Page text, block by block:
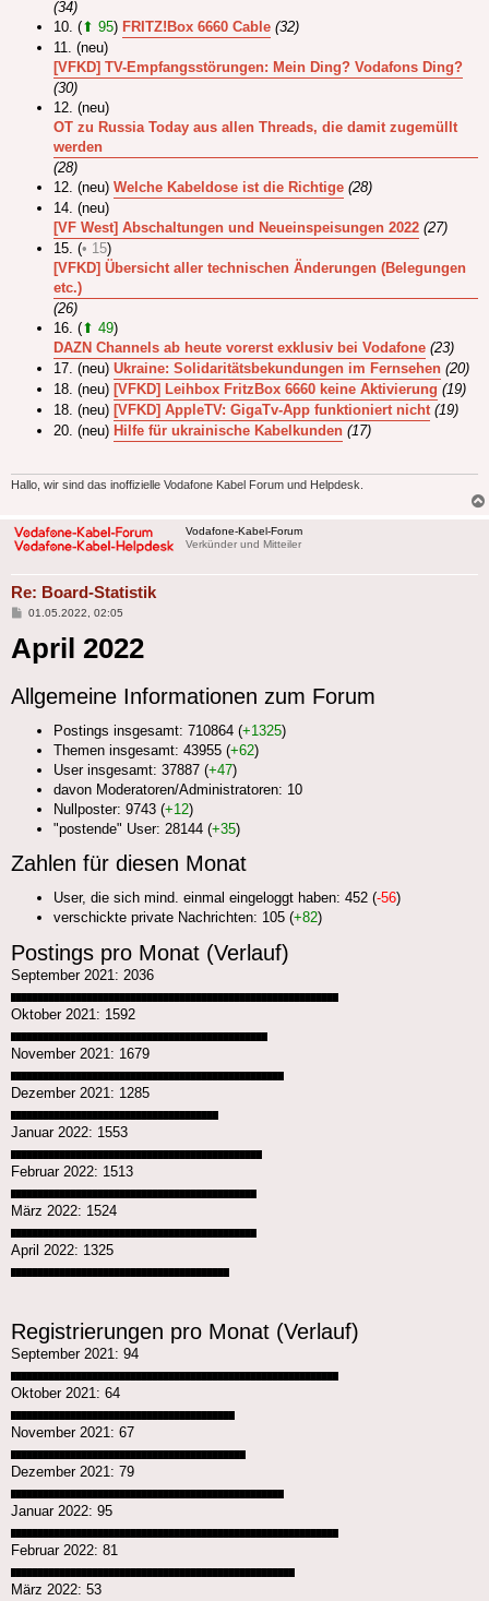
(34)
10. (⬆ 95) FRITZ!Box 6660 Cable (32)
11. (neu)
[VFKD] TV-Empfangsstörungen: Mein Ding? Vodafons Ding?
(30)
12. (neu)
OT zu Russia Today aus allen Threads, die damit zugemüllt
werden
(28)
12. (neu) Welche Kabeldose ist die Richtige (28)
14. (neu)
[VF West] Abschaltungen und Neueinspeisungen 2022 (27)
15. (• 15)
[VFKD] Übersicht aller technischen Änderungen (Belegungen
etc.)
(26)
16. (⬆ 49)
DAZN Channels ab heute vorerst exklusiv bei Vodafone (23)
17. (neu) Ukraine: Solidaritätsbekundungen im Fernsehen (20)
18. (neu) [VFKD] Leihbox FritzBox 6660 keine Aktivierung (19)
18. (neu) [VFKD] AppleTV: GigaTv-App funktioniert nicht (19)
20. (neu) Hilfe für ukrainische Kabelkunden (17)
Hallo, wir sind das inoffizielle Vodafone Kabel Forum und Helpdesk.
Vodafone-Kabel-Forum
Verkünder und Mitteiler
Re: Board-Statistik
Beitrag
01.05.2022, 02:05
April 2022
Allgemeine Informationen zum Forum
Postings insgesamt: 710864 (+1325)
Themen insgesamt: 43955 (+62)
User insgesamt: 37887 (+47)
davon Moderatoren/Administratoren: 10
Nullposter: 9743 (+12)
"postende" User: 28144 (+35)
Zahlen für diesen Monat
User, die sich mind. einmal eingeloggt haben: 452 (-56)
verschickte private Nachrichten: 105 (+82)
Postings pro Monat (Verlauf)
September 2021: 2036
Oktober 2021: 1592
November 2021: 1679
Dezember 2021: 1285
Januar 2022: 1553
Februar 2022: 1513
März 2022: 1524
April 2022: 1325
Registrierungen pro Monat (Verlauf)
September 2021: 94
Oktober 2021: 64
November 2021: 67
Dezember 2021: 79
Januar 2022: 95
Februar 2022: 81
März 2022: 53